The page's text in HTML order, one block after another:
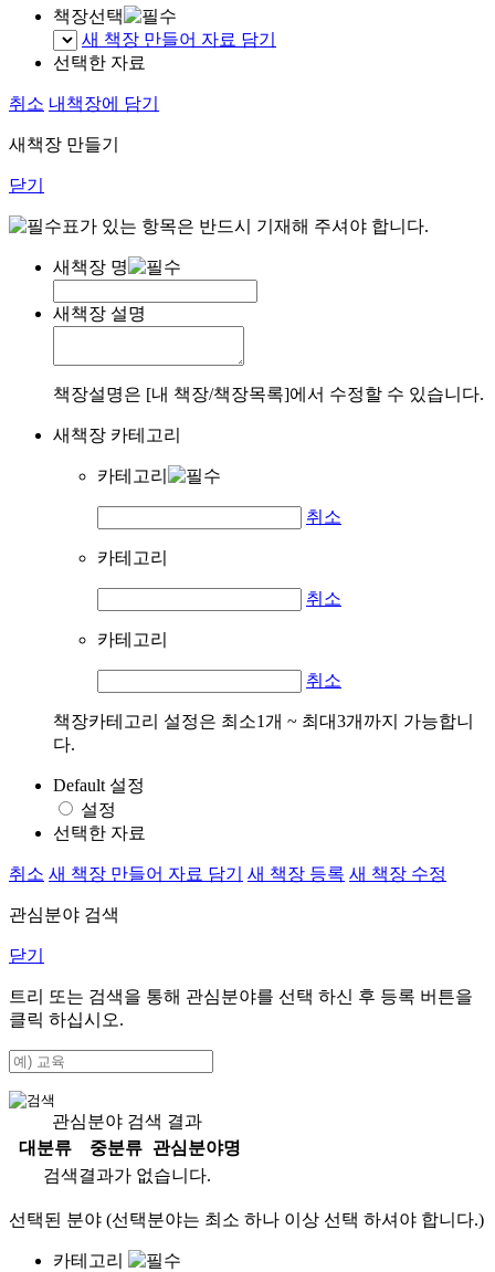
책장선택
새 책장 만들어 자료 담기
선택한 자료
취소 내책장에 담기
새책장 만들기
닫기
표가 있는 항목은 반드시 기재해 주셔야 합니다.
새책장 명
새책장 설명
책장설명은 [내 책장/책장목록]에서 수정할 수 있습니다.
새책장 카테고리
카테고리
취소
카테고리
취소
카테고리
취소
책장카테고리 설정은 최소1개 ~ 최대3개까지 가능합니
다.
Default 설정
설정
선택한 자료
취소 새 책장 만들어 자료 담기 새 책장 등록 새 책장 수정
관심분야 검색
닫기
트리 또는 검색을 통해 관심분야를 선택 하신 후 등록 버튼을
클릭 하십시오.
관심분야 검색 결과
대분류
중분류
관심분야명
검색결과가 없습니다.
선택된 분야 (선택분야는 최소 하나 이상 선택 하셔야 합니다.)
카테고리